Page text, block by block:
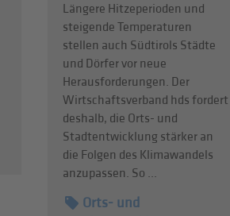
Längere Hitzeperioden und
steigende Temperaturen
stellen auch Südtirols Städte
und Dörfer vor neue
Herausforderungen. Der
Wirtschaftsverband hds fordert
deshalb, die Orts- und
Stadtentwicklung stärker an
die Folgen des Klimawandels
anzupassen. So ...
Orts- und